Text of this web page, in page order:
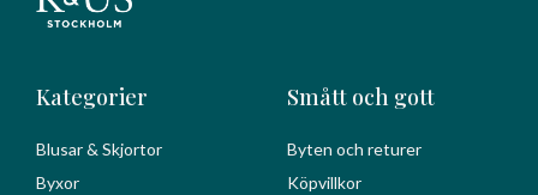
Kategorier
Blusar & Skjortor
Byxor
Smått och gott
Byten och returer
Köpvillkor